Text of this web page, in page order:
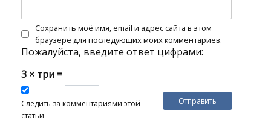
Сохранить моё имя, email и адрес сайта в этом
браузере для последующих моих комментариев.
Пожалуйста, введите ответ цифрами:
3 × три =
Следить за комментариями этой
статьи